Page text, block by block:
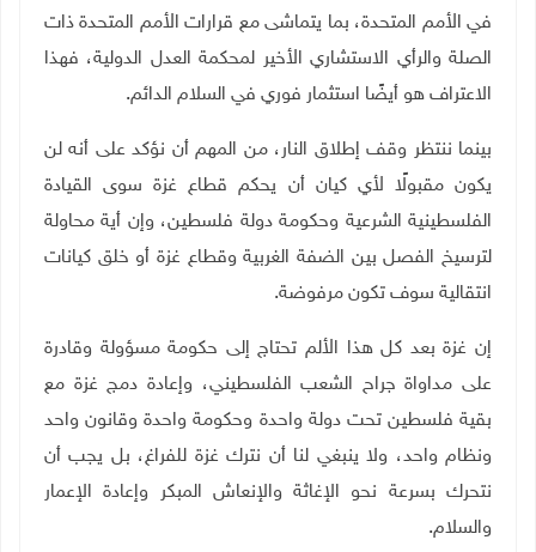
في الأمم المتحدة، بما يتماشى مع قرارات الأمم المتحدة ذات
الصلة والرأي الاستشاري الأخير لمحكمة العدل الدولية، فهذا
الاعتراف هو أيضًا استثمار فوري في السلام الدائم.
بينما ننتظر وقف إطلاق النار، من المهم أن نؤكد على أنه لن
يكون مقبولًا لأي كيان أن يحكم قطاع غزة سوى القيادة
الفلسطينية الشرعية وحكومة دولة فلسطين، وإن أية محاولة
لترسيخ الفصل بين الضفة الغربية وقطاع غزة أو خلق كيانات
انتقالية سوف تكون مرفوضة.
إن غزة بعد كل هذا الألم تحتاج إلى حكومة مسؤولة وقادرة
على مداواة جراح الشعب الفلسطيني، وإعادة دمج غزة مع
بقية فلسطين تحت دولة واحدة وحكومة واحدة وقانون واحد
ونظام واحد، ولا ينبغي لنا أن نترك غزة للفراغ، بل يجب أن
نتحرك بسرعة نحو الإغاثة والإنعاش المبكر وإعادة الإعمار
والسلام.